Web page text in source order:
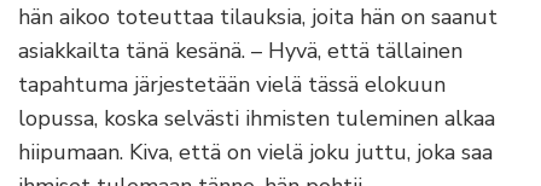
hän aikoo toteuttaa tilauksia, joita hän on saanut
asiakkailta tänä kesänä. – Hyvä, että tällainen
tapahtuma järjestetään vielä tässä elokuun
lopussa, koska selvästi ihmisten tuleminen alkaa
hiipumaan. Kiva, että on vielä joku juttu, joka saa